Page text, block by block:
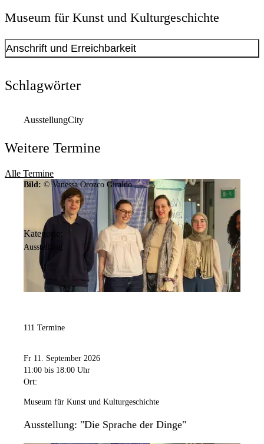
Museum für Kunst und Kulturgeschichte
Anschrift und Erreichbarkeit
MKK / Jürgen Spiler
Kontakt anzeigen
Anschrift
Hansastr.3
Dortmund
Die Sonderausstellungsflächen und der STADT_RAUM sind
über einen Aufzug zugänglich.
Öffnungszeiten
Montag
Geschlossen
Schlagwörter
AusstellungCity
Weitere Termine
Alle Termine
Bild: © Vanessa Orozco Giraldo
Kategorie:
Ausstellung
111 Termine
Fr 11. September 2026
11:00 bis 18:00 Uhr
Ort:
Museum für Kunst und Kulturgeschichte
Ausstellung: "Die Sprache der Dinge"